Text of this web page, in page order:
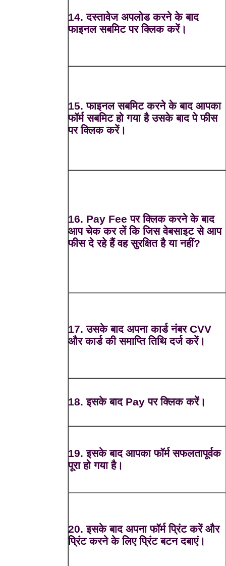
14. दस्तावेज अपलोड करने के बाद
फाइनल सबमिट पर क्लिक करें।
15. फाइनल सबमिट करने के बाद आपका
फॉर्म सबमिट हो गया है उसके बाद पे फीस
पर क्लिक करें।
16. Pay Fee पर क्लिक करने के बाद
आप चेक कर लें कि जिस वेबसाइट से आप
फीस दे रहे हैं वह सुरक्षित है या नहीं?
17. उसके बाद अपना कार्ड नंबर CVV
और कार्ड की समाप्ति तिथि दर्ज करें।
18. इसके बाद Pay पर क्लिक करें।
19. इसके बाद आपका फॉर्म सफलतापूर्वक
पूरा हो गया है।
20. इसके बाद अपना फॉर्म प्रिंट करें और
प्रिंट करने के लिए प्रिंट बटन दबाएं।